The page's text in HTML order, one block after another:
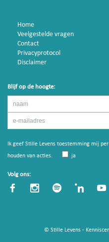
Home
Veelgestelde vragen
Contact
Privacyprotocol
Disclaimer
Blijf op de hoogte:
Ik geef Stille Levens toestemming mij
houden van acties.
ja
Volg ons:
© Stille Levens -